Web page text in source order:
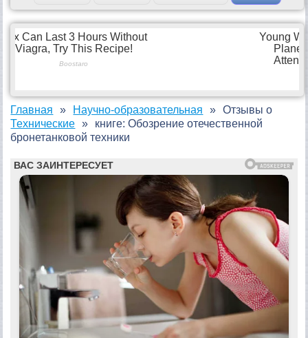
Главная
Научно-образовательная
Технические
Отзывы о
книге: Обозрение отечественной
бронетанковой техники